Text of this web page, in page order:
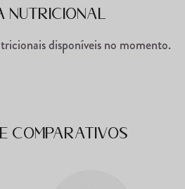
Nutricional
disponíveis no momento.
comparativos